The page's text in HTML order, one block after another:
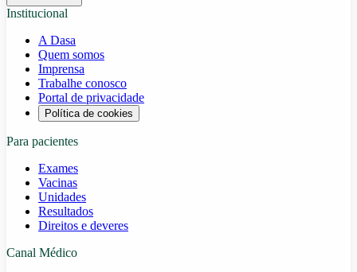
Institucional
A Dasa
Quem somos
Imprensa
Trabalhe conosco
Portal de privacidade
Política de cookies
Para pacientes
Exames
Vacinas
Unidades
Resultados
Direitos e deveres
Canal Médico